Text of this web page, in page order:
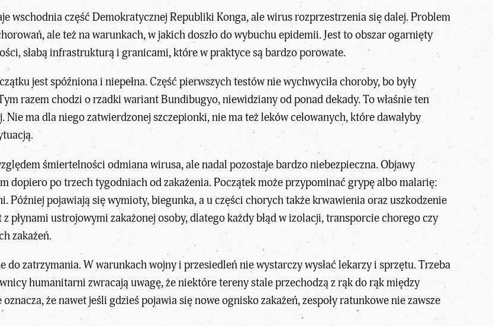
wschodnia część Demokratycznej Republiki Konga, ale wirus rozprzestrzenia się dalej. Problem
ale też na warunkach, w jakich doszło do wybuchu epidemii. Jest to obszar ogarnięty
słabą infrastrukturą i granicami, które w praktyce są bardzo porowate.
jest spóźniona i niepełna. Część pierwszych testów nie wychwyciła choroby, bo były
razem chodzi o rzadki wariant Bundibugyo, niewidziany od ponad dekady. To właśnie ten
ma dla niego zatwierdzonej szczepionki, nie ma też leków celowanych, które dawałyby
śmiertelności odmiana wirusa, ale nadal pozostaje bardzo niebezpieczna. Objawy
dopiero po trzech tygodniach od zakażenia. Początek może przypominać grypę albo malarię:
Później pojawiają się wymioty, biegunka, a u części chorych także krwawienia oraz uszkodzenie
płynami ustrojowymi zakażonej osoby, dlatego każdy błąd w izolacji, transporcie chorego czy
zakażeń.
do zatrzymania. W warunkach wojny i przesiedleń nie wystarczy wysłać lekarzy i sprzętu. Trzeba
humanitarni zwracają uwagę, że niektóre tereny stale przechodzą z rąk do rąk między
że nawet jeśli gdzieś pojawia się nowe ognisko zakażeń, zespoły ratunkowe nie zawsze